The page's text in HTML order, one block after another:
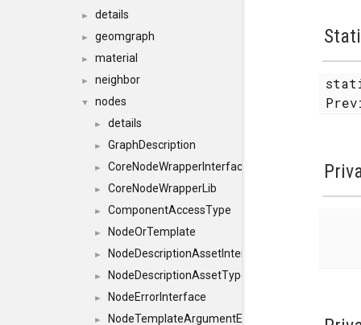
► details
► geomgraph
► material
► neighbor
▼ nodes
► details
► GraphDescription
► CoreNodeWrapperInterface
► CoreNodeWrapperLib
► ComponentAccessType
► NodeOrTemplate
► NodeDescriptionAssetInterface
► NodeDescriptionAssetTypeInterface
► NodeErrorInterface
► NodeTemplateArgumentErrorInterface